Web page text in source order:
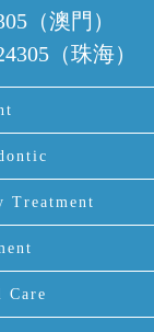
（澳門）
（珠海）
Treatment
Care